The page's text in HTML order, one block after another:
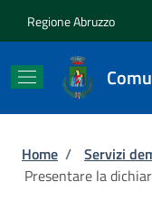
Regione Abruzzo
Briciole di
Home / Servizi
Presentare la